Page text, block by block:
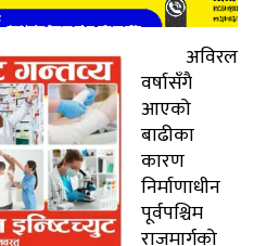
अविरल
वर्षासँगै
आएको
बाढीका
कारण
निर्माणाधीन
पूर्वपश्चिम